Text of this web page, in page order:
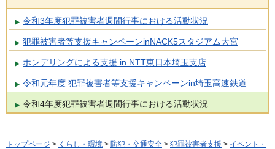
令和3年度犯罪被害者週間行事における活動状況
犯罪被害者等支援キャンペーンinNACK5スタジアム大宮
ホンデリングによる支援 in NTT東日本埼玉支店
令和元年度 犯罪被害者等支援キャンペーンin埼玉高速鉄道
令和4年度犯罪被害者週間行事における活動状況
トップページ > くらし・環境 > 防犯・交通安全 > 犯罪被害者支援 > イベント・